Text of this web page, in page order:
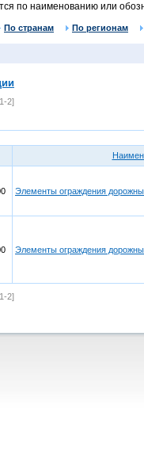
по наименованию или
По странам По регионам
Элементы ограждения
Элементы ограждения